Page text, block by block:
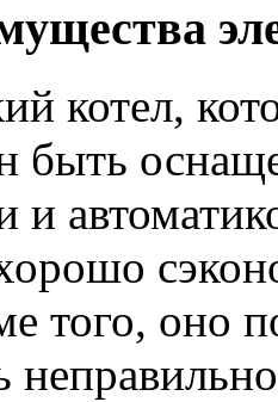
котел,
быть
и
того, оно